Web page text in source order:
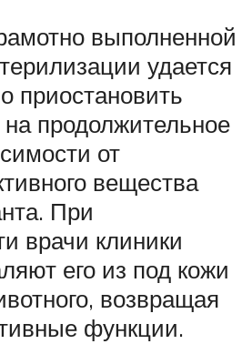
выполненной
удается
приостановить
на продолжительное
от
вещества
При
врачи клиники
его из под кожи
возвращая
функции.